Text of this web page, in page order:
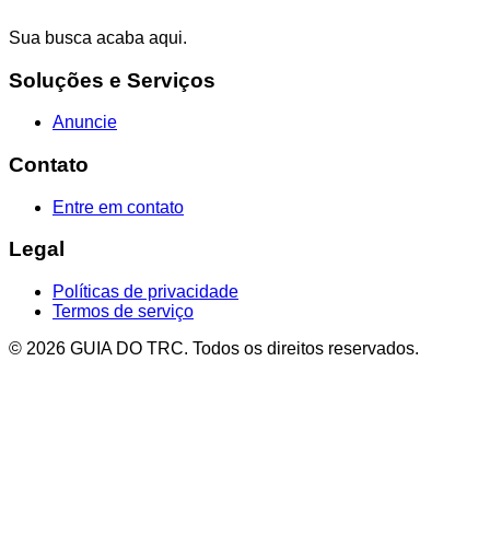
Sua busca acaba aqui.
Soluções e Serviços
Anuncie
Contato
Entre em contato
Legal
Políticas de privacidade
Termos de serviço
© 2026 GUIA DO TRC. Todos os direitos reservados.